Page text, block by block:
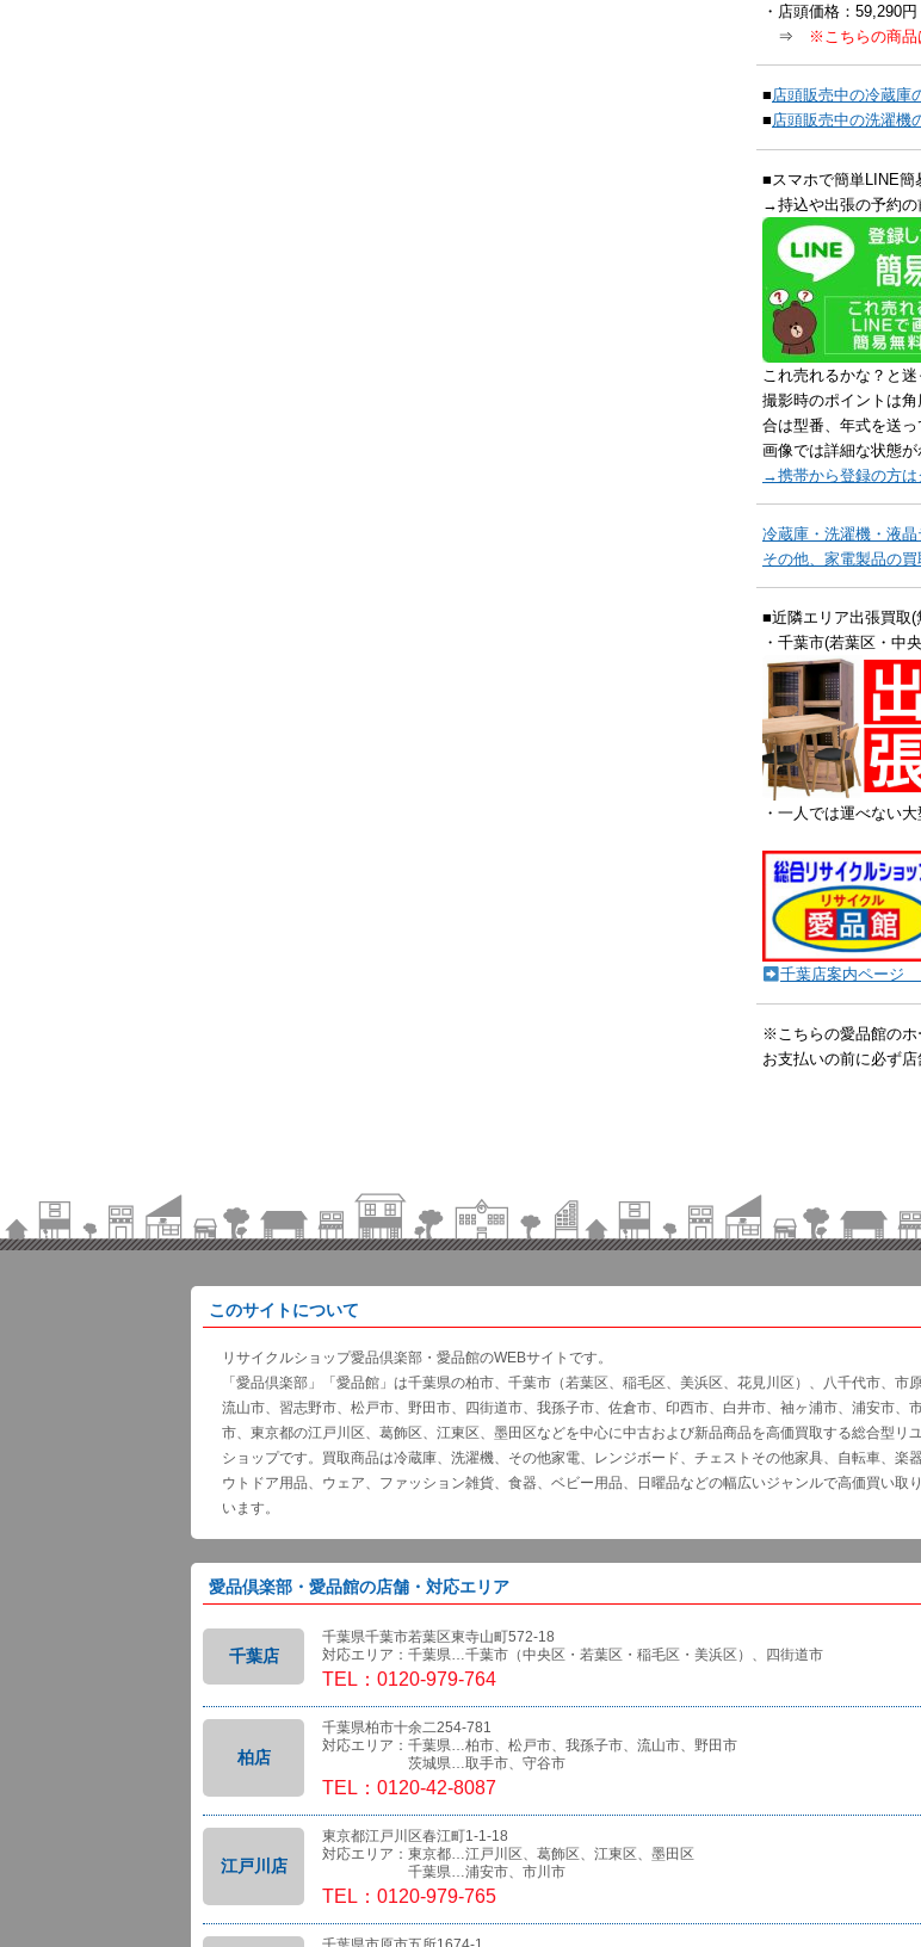
・店頭価格：59,290円
⇒
※こちらの商品
■店頭販売中の冷蔵庫
■店頭販売中の洗濯機
■スマホで簡単LINE簡
→持込や出張の予約の
これ売れるかな？と
撮影時のポイントは
合は型番、年式を送っ
画像では詳細な状態
→携帯から登録の方
冷蔵庫・洗濯機・液
その他、家電製品の買
■近隣エリア出張買取(
・千葉市(若葉区・中
・一人では運べない
千葉店案内ページ
※こちらの愛品館のホ
お支払いの前に必ず店
このサイトについて
リサイクルショップ愛品倶楽部・愛品館のWEBサイトです。
「愛品倶楽部」「愛品館」は千葉県の柏市、千葉市（若葉区、稲毛区、美浜区、花見川区）、八千代市、市原
流山市、習志野市、松戸市、野田市、四街道市、我孫子市、佐倉市、印西市、白井市、袖ヶ浦市、浦安市、市
市、東京都の江戸川区、葛飾区、江東区、墨田区などを中心に中古および新品商品を高価買取する総合型リ
ショップです。買取商品は冷蔵庫、洗濯機、その他家電、レンジボード、チェストその他家具、自転車、楽
ウトドア用品、ウェア、ファッション雑貨、食器、ベビー用品、日曜品などの幅広いジャンルで高価買い取
います。
愛品倶楽部・愛品館の店舗・対応エリア
千葉店
千葉県千葉市若葉区東寺山町572-18
対応エリア：千葉県…千葉市（中央区・若葉区・稲毛区・美浜区）、四街道市
TEL：0120-979-764
柏店
千葉県柏市十余二254-781
対応エリア：千葉県…柏市、松戸市、我孫子市、流山市、野田市
茨城県…取手市、守谷市
TEL：0120-42-8087
江戸川店
東京都江戸川区春江町1-1-18
対応エリア：東京都…江戸川区、葛飾区、江東区、墨田区
千葉県…浦安市、市川市
TEL：0120-979-765